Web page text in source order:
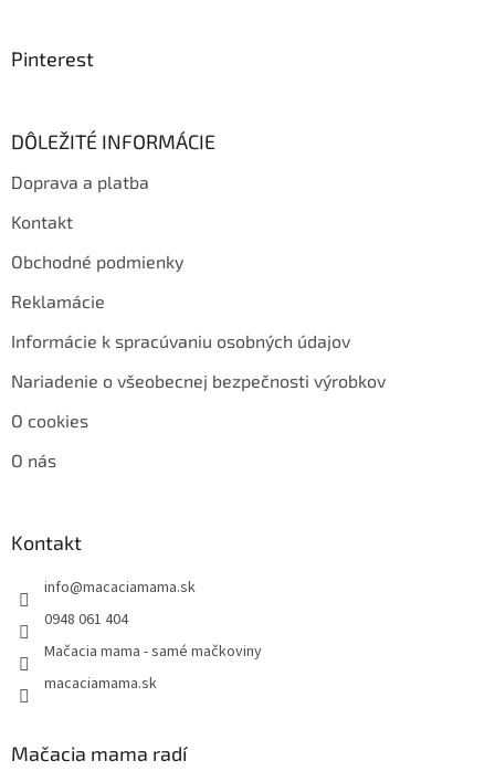
Pinterest
DÔLEŽITÉ INFORMÁCIE
Doprava a platba
Kontakt
Obchodné podmienky
Reklamácie
Informácie k spracúvaniu osobných údajov
Nariadenie o všeobecnej bezpečnosti výrobkov
O cookies
O nás
Kontakt
info@macaciamama.sk
0948 061 404
Mačacia mama - samé mačkoviny
macaciamama.sk
Mačacia mama radí